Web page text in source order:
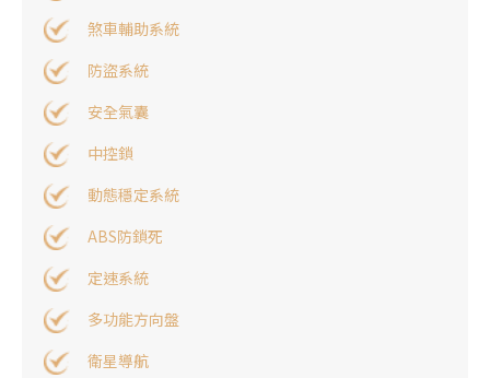
煞車輔助系統
防盜系統
安全氣囊
中控鎖
動態穩定系統
ABS防鎖死
定速系統
多功能方向盤
衛星導航